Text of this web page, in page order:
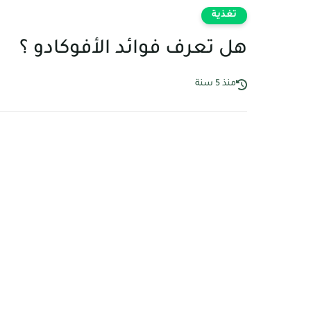
تغذية
هل تعرف فوائد الأفوكادو ؟
منذ 5 سنة